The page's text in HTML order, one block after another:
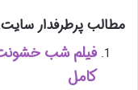
مطالب پرطرفدار
کامل